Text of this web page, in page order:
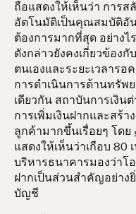
ถือแสดงให้เห็นว่า การส
อัตโนมัติเป็นคุณสมบัติอั
ต้องการมากที่สุด อย่างไ
ดังกล่าวยังคงเกี่ยวข้องกั
ตนเองและระยะเวลาร
การดำเนินการด้านทรัพ
เดียวกัน สถาบันการเงิน
การเพิ่มเงินฝากและสร้า
ลูกค้ามากขึ้นเรื่อยๆ โดย
แสดงให้เห็นว่าเกือบ 80
บริหารธนาคารมองว่าโ
ฝากเป็นส่วนสำคัญอย่าง
บัญชี